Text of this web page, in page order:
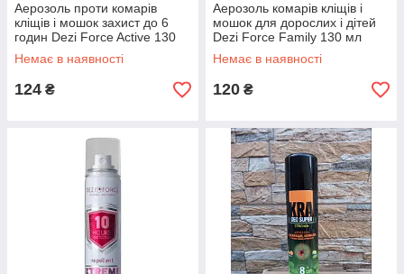
Аерозоль проти комарів
кліщів і мошок захист до 6
годин Dezi Force Active 130
мл
Немає в наявності
124 ₴
Аерозоль комарів кліщів і
мошок для дорослих і дітей
Dezi Force Family 130 мл
Немає в наявності
120 ₴